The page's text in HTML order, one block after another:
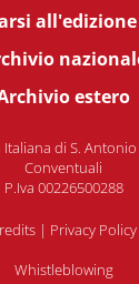
estero
Italiana di S.
Conventuali
P.Iva 00226500288
| Privacy Policy
Whistleblowing